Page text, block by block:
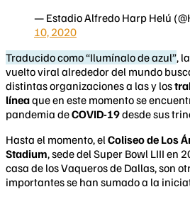
— Estadio Alfredo Harp Helú
10, 2020
Traducido como “Ilumínalo de azul”,
vuelto viral alrededor del mundo
distintas organizaciones a las y los
líneaque en este momento se
pandemia deCOVID-19desde sus
Hasta el momento, el Coliseo de Los
Stadium, sede del Super Bowl LIII en
casa de los Vaqueros de Dallas, son
importantes se han sumado a la